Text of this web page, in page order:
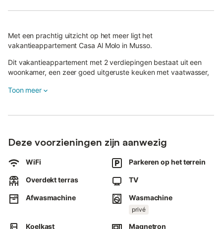
Met een prachtig uitzicht op het meer ligt het
vakantieappartement Casa Al Molo in Musso.
Dit vakantieappartement met 2 verdiepingen bestaat uit een
woonkamer, een zeer goed uitgeruste keuken met vaatwasser,
personen.
met tuinmeubilair en een overdekt terras.
meer.
Afstand te voet/met de auto tot het dichtstbijzijnde restaurant:
51m.
Afstand te voet/met de auto tot het dichtstbijzijnde café:
3.17km.
Loopafstand/rijafstand tot dichtstbijzijnde bar: 83m.
Afstand te voet/met de auto tot de dichtstbijzijnde supermarkt:
Toon meer
Deze voorzieningen zijn aanwezig
WiFi Parkeren op het terrein
Overdekt terras TV
Afwasmachine Wasmachine
privé
Koelkast Magnetron